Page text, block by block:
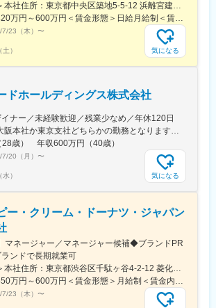
の提案により、ゆるキャラとのコラボルームも実
た、食を通じてご当地の魅力を提供できるのも当
美味しいご当地メニューを提供し、お泊りいただ
んでいただきたい思いがカタチとなって、地域に
ればと思っています。そして、これらを実現するた
待遇面なども改善することで、「ミナシアで働き
が増えるよう試行錯誤していきます。
特化型ホテルにとどまらず、フルサービス型のホ
トホテルの運営への進出も考えております。
を支える仲間をお待ちしております！
社の定める業務
＜勤務地詳細＞本社住所：東京都中央区築地5-5-12 浜離宮建設プラザ4F、5F勤務地最寄駅：都営大江戸線／築地市場駅受動喫煙対策：屋内全面禁煙変更の範囲：無
＜予定年収＞420万円～600万円＜賃金形態＞日給月給制＜賃金内訳＞月額（基本給）：280,000円～410,000円/月20日間勤務想定＜想定月額＞280,000円～410,000円＜昇給有無＞有＜残業手当＞有＜給与補足＞※予定年収はあくまでも目安の金額であり、選考を通じて上下する可能性があります。また管理監督者区分での採用となった場合は、残業代の支給はございません。■賞与：年2回（夏季／固定1ケ月、冬季／業績賞与）■給与査定：年1回賃金はあくまでも目安の金額であり、選考を通じて上下する可能性があります。月給(月額)は固定手当を含めた表記です。
23（木） 〜
） 気になる
ドホールディングス株式会社
ナー／未経験歓迎／残業少なめ／年休120日
【転勤なし／大阪本社か東京支社どちらかの勤務となります】★大阪本社大阪府大阪市福島区野田2-14-10★東京支社東京都千代田区丸の内1-1-3 日本生命丸の内ガーデンタワーB1※受動喫煙対策：敷地内禁煙
歳） 年収600万円（40歳）
20（月） 〜
） 気になる
ー・クリーム・ドーナツ・ジャパン
マネージャー／マネージャー候補◆ブランドPR
ンドで長期就業可
＜勤務地詳細＞本社住所：東京都渋谷区千駄ヶ谷4-2-12 菱化代々木ビル7F受動喫煙対策：屋内全面禁煙変更の範囲：会社の定める事業所（リモートワーク含む）
＜予定年収＞450万円～600万円＜賃金形態＞月給制＜賃金内訳＞月額（基本給）：345,000円～460,000円＜月給＞345,000円～460,000円＜昇給有無＞有＜残業手当＞無＜給与補足＞※上記はあくまでも目安であり、前職考慮・習熟度等により異なります。■業績連動賞与あり賃金はあくまでも目安の金額であり、選考を通じて上下する可能性があります。月給(月額)は固定手当を含めた表記です。
23（木） 〜